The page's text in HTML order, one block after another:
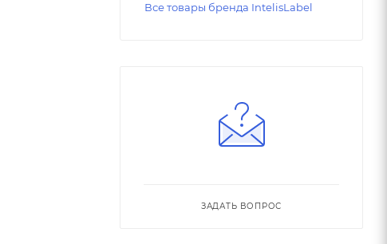
Все товары бренда IntelisLabel
ЗАДАТЬ ВОПРОС